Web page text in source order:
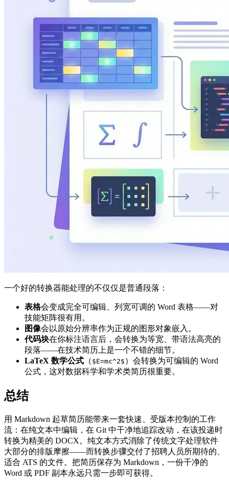
一个好的转换器能处理的不仅仅是普通段落：
表格会变成完全可编辑、列宽可调的 Word 表格——对
技能矩阵很有用。
图像会以原始分辨率作为正规的图形对象嵌入。
代码块在你标注语言后，会转换为等宽、带语法高亮的
段落——在技术简历上是一个不错的细节。
LaTeX 数学公式 （ $E=mc^2$ ）会转换为可编辑的 Word
公式，这对数据科学和学术类简历很重要。
总结
用 Markdown 起草简历能带来一套快速、受版本控制的工作
流：在纯文本中编辑，在 Git 中干净地追踪改动，在该投递时
转换为精美的 DOCX。纯文本方式消除了传统文字处理软件
大部分的排版摩擦——而转换步骤交付了招聘人员所期待的、
适合 ATS 的文件。把简历保存为 Markdown，一份干净的
Word 或 PDF 副本永远只需一步即可获得。